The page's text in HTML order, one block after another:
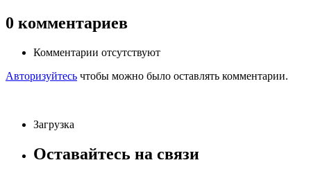
0 комментариев
Комментарии отсутствуют
Авторизуйтесь чтобы можно было оставлять комментарии.
Загрузка
Оставайтесь на связи